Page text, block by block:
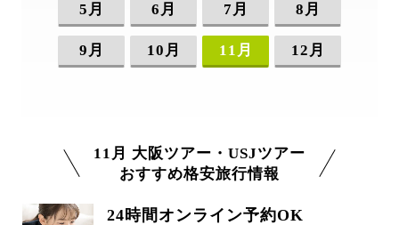
5月 6月 7月 8月
9月 10月 11月 12月
11月 大阪ツアー・USJツアー
おすすめ格安旅行情報
24時間オンライン予約OK